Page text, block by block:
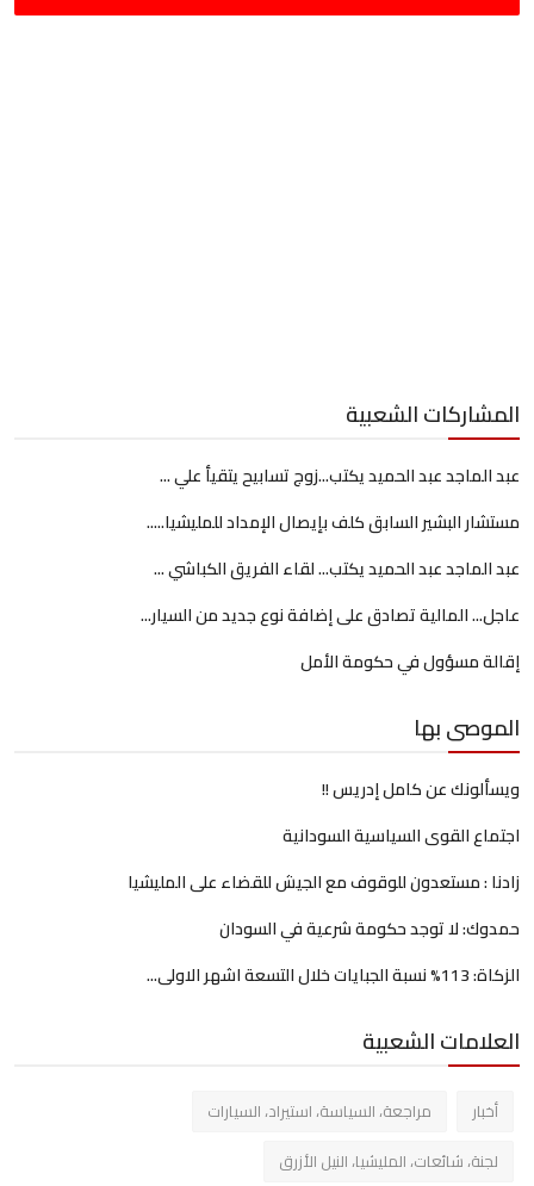
المشاركات الشعبية
عبد الماجد عبد الحميد يكتب...زوج تسابيح يتقيأ علي ...
مستشار البشير السابق كلف بإيصال الإمداد للمليشيا.....
عبد الماجد عبد الحميد يكتب... لقاء الفريق الكباشي ...
عاجل... المالية تصادق على إضافة نوع جديد من السيار...
إقالة مسؤول في حكومة الأمل
الموصى بها
ويسألونك عن كامل إدريس !!
اجتماع القوى السياسية السودانية
زادنا : مستعدون للوقوف مع الجيش للقضاء على المليشيا
حمدوك: لا توجد حكومة شرعية في السودان
الزكاة: 113% نسبة الجبايات خلال التسعة اشهر الاولى...
العلامات الشعبية
أخبار
مراجعة، السياسة، استيراد، السيارات
لجنة، شائعات، المليشيا، النيل الأزرق